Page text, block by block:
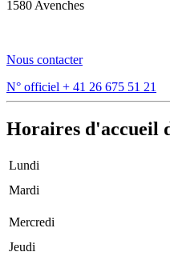
1580 Avenches
Nous contacter
N° officiel + 41 26 675 51 21
Horaires d'accueil
Lundi
Mardi
Mercredi
Jeudi